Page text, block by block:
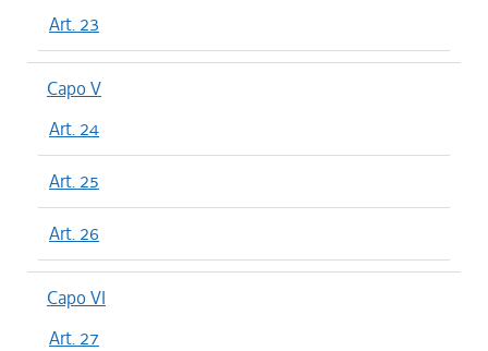
Art. 23
Capo V
Art. 24
Art. 25
Art. 26
Capo VI
Art. 27